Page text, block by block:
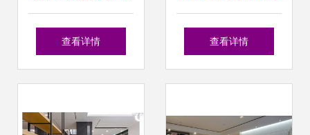
人节无需去饭店，
查看详情
意阳光宅 66m²自
查看详情